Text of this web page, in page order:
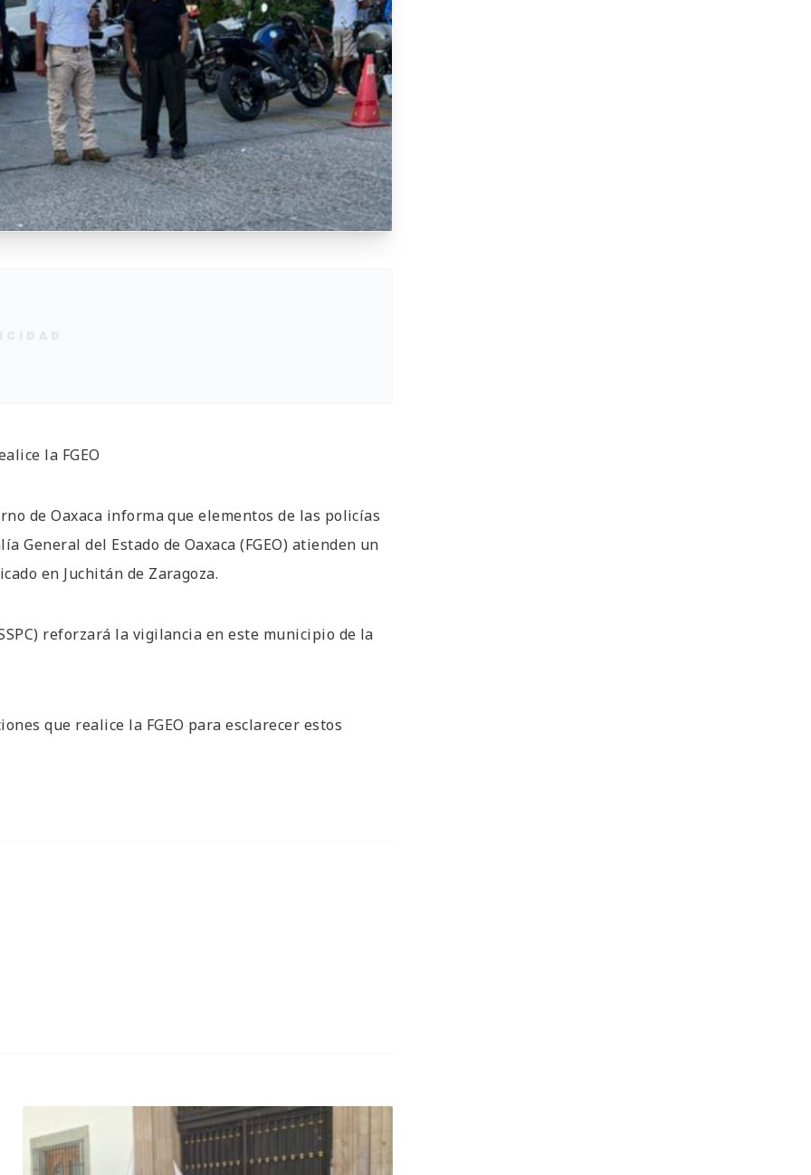
la FGEO
de Oaxaca informa que elementos de las policías
General del Estado de Oaxaca (FGEO) atienden un
en Juchitán de Zaragoza.
reforzará la vigilancia en este municipio de la
que realice la FGEO para esclarecer estos